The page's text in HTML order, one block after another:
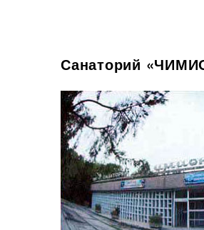
Санаторий